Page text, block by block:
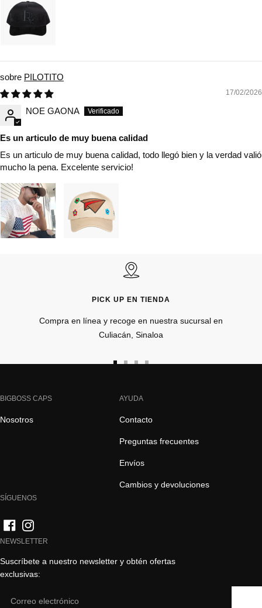
PILOTITO
17/02/2026
NOE GAONA
Es un articulo de muy buena calidad
Es un articulo de muy buena calidad, todo llegó bien y la verdad valió
mucho la pena. Excelente servicio!
PICK UP EN TIENDA
Compra en línea y recoge en nuestra sucursal en
Culiacán, Sinaloa
la la
BIGBOSS CAPS
Nosotros
AYUDA
Contacto
Preguntas frecuentes
Envíos
Cambios y devoluciones
SÍGUENOS
NEWSLETTER
Suscríbete a nuestro newsletter y obtén ofertas
exclusivas: